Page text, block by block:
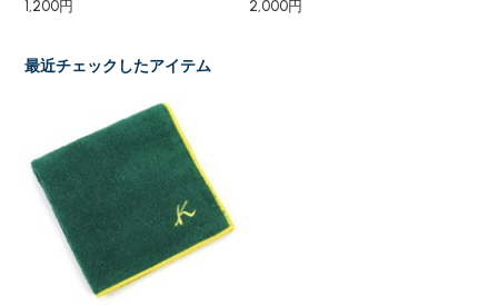
1,200円
2,000円
最近チェックしたアイテム